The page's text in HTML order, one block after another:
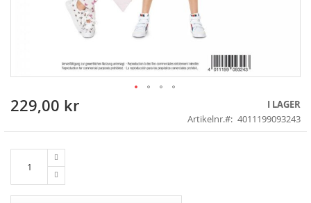
Skip
the
229,00 kr
I LAGER
Artikelnr.
4011199093243